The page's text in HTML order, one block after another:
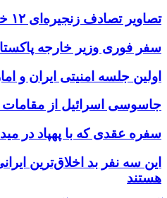
تصاویر تصادف زنجیره‌ای ۱۲ خودرو در تهران
سفر فوری وزیر خارجه
اولین جلسه امنیتی ایران و
جاسوسی اسرائیل از
سفره عقدی که با پهپاد در
هستند